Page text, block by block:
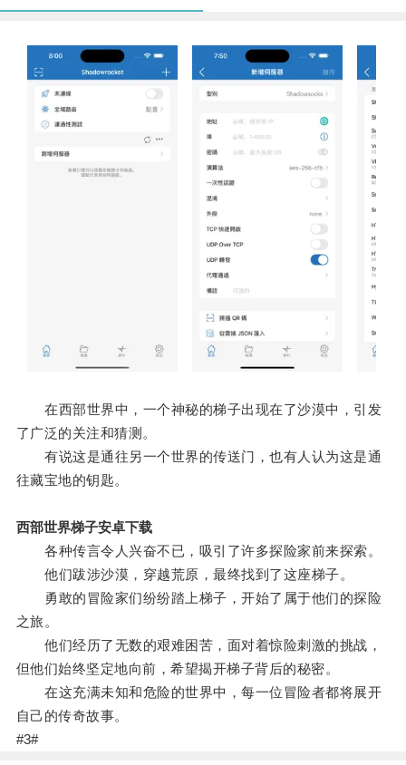
在西部世界中，一个神秘的梯子出现在了沙漠中，引发
了广泛的关注和猜测。
有说这是通往另一个世界的传送门，也有人认为这是通
往藏宝地的钥匙。
西部世界梯子安卓下载
各种传言令人兴奋不已，吸引了许多探险家前来探索。
他们跋涉沙漠，穿越荒原，最终找到了这座梯子。
勇敢的冒险家们纷纷踏上梯子，开始了属于他们的探险
之旅。
他们经历了无数的艰难困苦，面对着惊险刺激的挑战，
但他们始终坚定地向前，希望揭开梯子背后的秘密。
在这充满未知和危险的世界中，每一位冒险者都将展开
自己的传奇故事。
#3#